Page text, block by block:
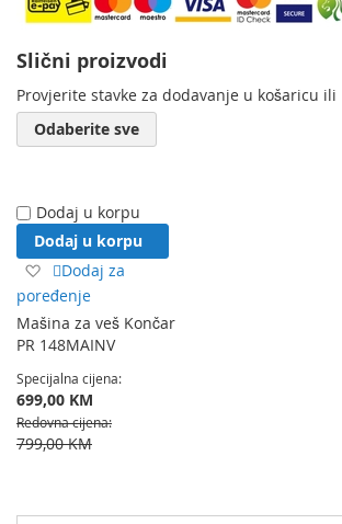
Slični proizvodi
Provjerite stavke za dodavanje u košaricu ili
Odaberite sve
Dodaj u korpu
Dodaj u korpu
Dodaj
na
listu
želja
Dodaj za
poređenje
Mašina za veš Končar
PR 148MAINV
Specijalna cijena
699,00 KM
Redovna cijena
799,00 KM